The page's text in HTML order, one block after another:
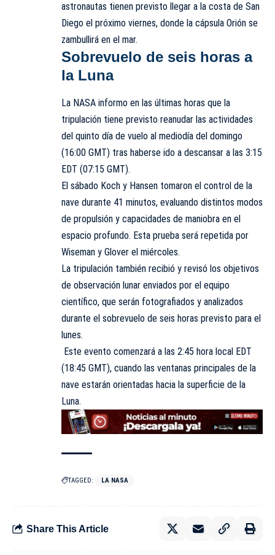
astronautas tienen previsto llegar a la costa de San
Diego el próximo viernes, donde la cápsula Orión se
zambullirá en el mar.
Sobrevuelo de seis horas a
la Luna
La NASA informo en las últimas horas que la
tripulación tiene previsto reanudar las actividades
del quinto día de vuelo al mediodía del domingo
(16:00 GMT) tras haberse ido a descansar a las 3:15
EDT (07:15 GMT).
El sábado Koch y Hansen tomaron el control de la
nave durante 41 minutos, evaluando distintos modos
de propulsión y capacidades de maniobra en el
espacio profundo. Esta prueba será repetida por
Wiseman y Glover el miércoles.
La tripulación también recibió y revisó los objetivos
de observación lunar enviados por el equipo
científico, que serán fotografiados y analizados
durante el sobrevuelo de seis horas previsto para el
lunes.
Este evento comenzará a las 2:45 hora local EDT
(18:45 GMT), cuando las ventanas principales de la
nave estarán orientadas hacia la superficie de la
Luna.
TAGGED: LA NASA
Share This Article